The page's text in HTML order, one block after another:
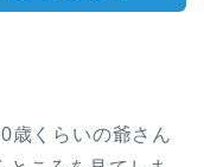
歳くらいの爺さん